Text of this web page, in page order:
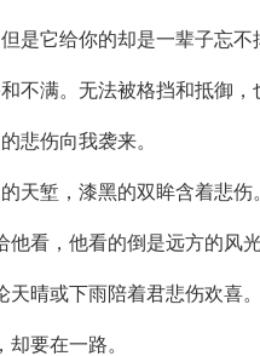
是它给你的却是一辈子忘不
不满。无法被格挡和抵御，
悲伤向我袭来。
天堑，漆黑的双眸含着悲伤。
看，他看的倒是远方的风光
晴或下雨陪着君悲伤欢喜。
要在一路。